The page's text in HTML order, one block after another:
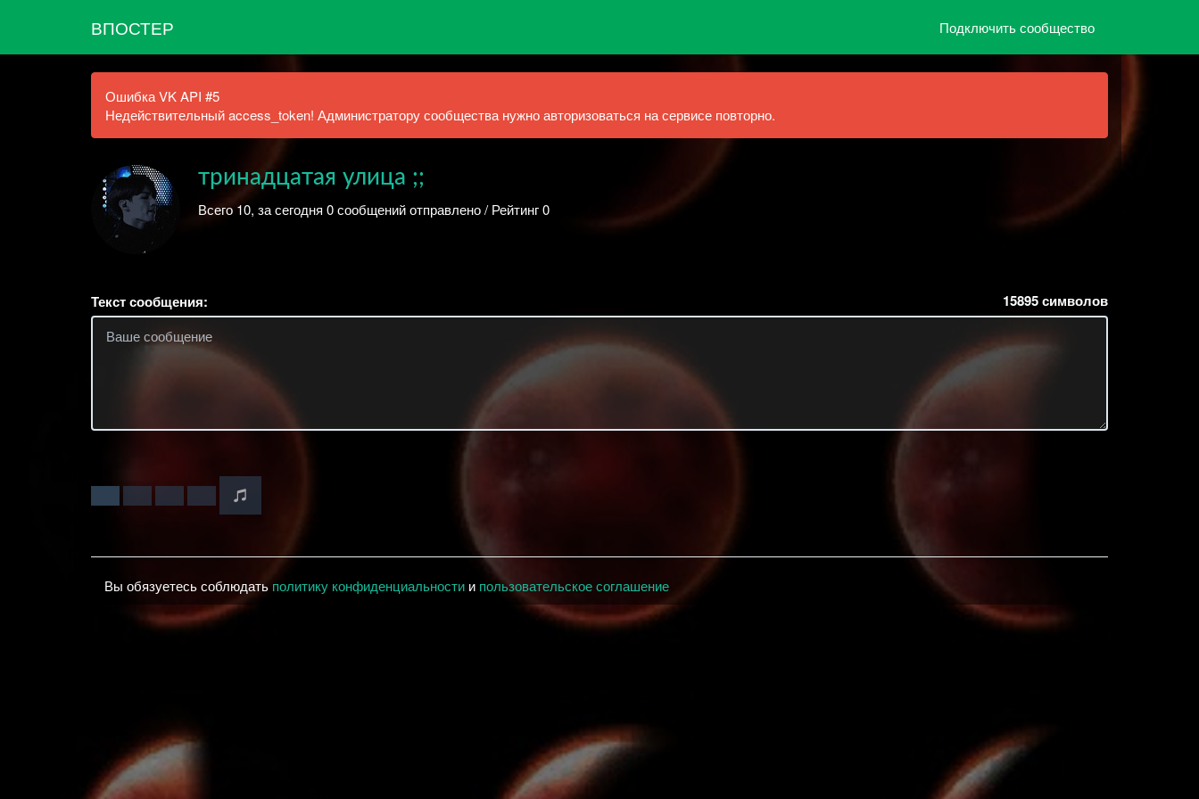
ВПОСТЕР Подключить сообщество
Ошибка VK API #5
Недействительный access_token! Администратору сообщества нужно авторизоваться на сервисе повторно.
тринадцатая улица ;;
Всего 10, за сегодня 0 сообщений отправлено / Рейтинг 0
Текст сообщения: 15895символов
Вы обязуетесь соблюдатьполитику конфиденциальности и пользовательское соглашение